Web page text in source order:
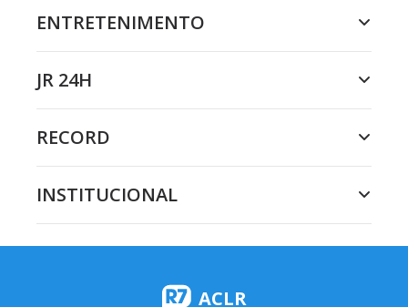
ENTRETENIMENTO
JR 24H
RECORD
INSTITUCIONAL
ACLR